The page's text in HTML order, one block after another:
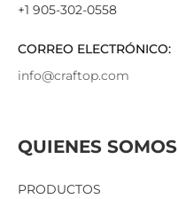
QUIENES SOMOS
PRODUCTOS
+1 905-302-0558
CORREO ELECTRÓNICO:
info@craftop.com